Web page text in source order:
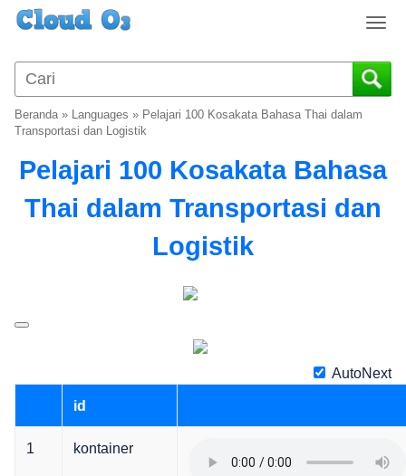
T
g
g
a
v
i
Beranda» Languages » Pelajari 100 Kosakata Bahasa Thai dalam
Transportasi dan Logistik
Pelajari 100 Kosakata Bahasa
Thai dalam Transportasi dan
Logistik
AutoNext
id
1 kontainer